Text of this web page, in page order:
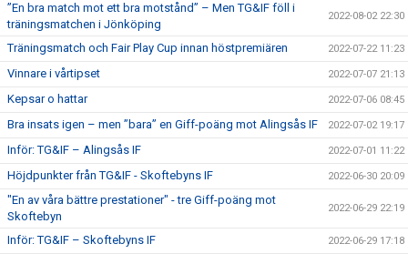
”En bra match mot ett bra motstånd” – Men TG&IF föll i
träningsmatchen i Jönköping
2022-08-02 22:30
Träningsmatch och Fair Play Cup innan höstpremiären 2022-07-22 11:23
Vinnare i vårtipset 2022-07-07 21:13
Kepsar o hattar 2022-07-06 08:45
Bra insats igen – men ”bara” en Giff-poäng mot Alingsås IF 2022-07-02 19:17
Inför: TG&IF – Alingsås IF 2022-07-01 11:22
Höjdpunkter från TG&IF - Skoftebyns IF 2022-06-30 20:09
"En av våra bättre prestationer" - tre Giff-poäng mot
Skoftebyn
2022-06-29 22:19
Inför: TG&IF – Skoftebyns IF 2022-06-29 17:18